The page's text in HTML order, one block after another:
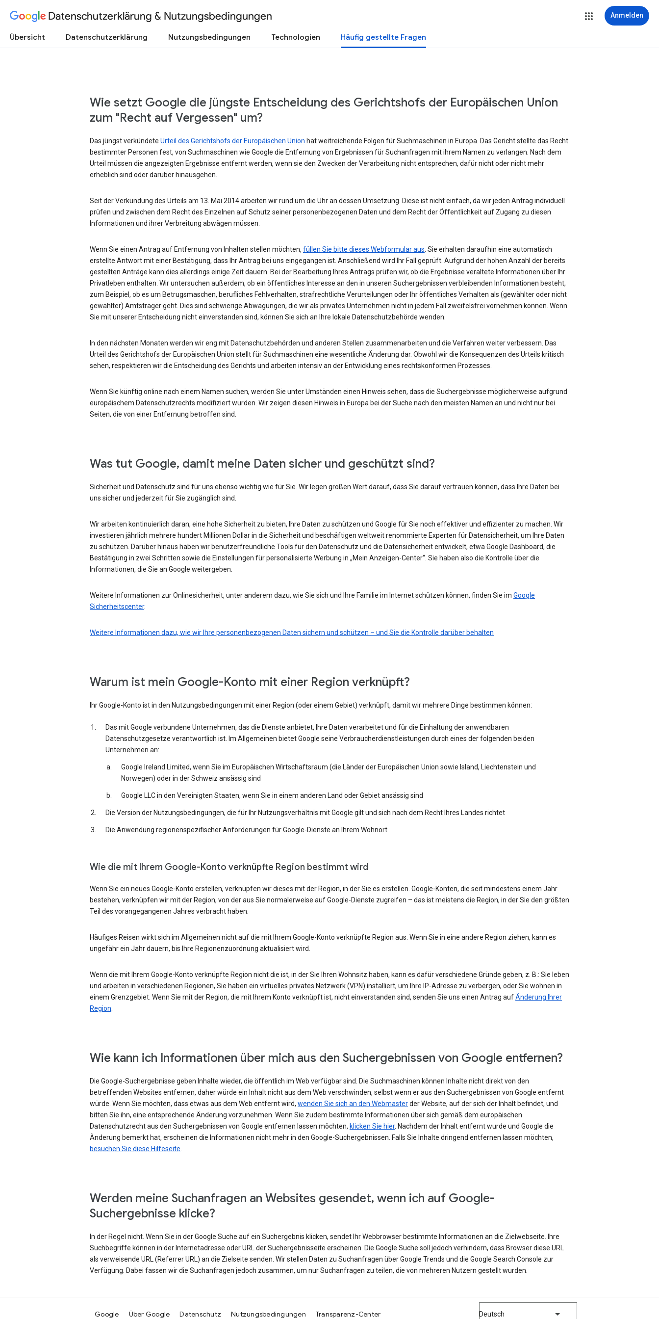
Datenschutzerklärung & Nutzungsbedingungen Anmelden
Übersicht Datenschutzerklärung Nutzungsbedingungen Technologien Häufig gestellte Fragen
Wie setzt Google die jüngste Entscheidung des Gerichtshofs der Europäischen Union
zum "Recht auf Vergessen" um?
Das jüngst verkündete Urteil des Gerichtshofs der Europäischen Union hat weitreichende Folgen für Suchmaschinen in Europa. Das Gericht stellte das Recht
bestimmter Personen fest, von Suchmaschinen wie Google die Entfernung von Ergebnissen für Suchanfragen mit ihrem Namen zu verlangen. Nach dem
Urteil müssen die angezeigten Ergebnisse entfernt werden, wenn sie den Zwecken der Verarbeitung nicht entsprechen, dafür nicht oder nicht mehr
erheblich sind oder darüber hinausgehen.
Seit der Verkündung des Urteils am 13. Mai 2014 arbeiten wir rund um die Uhr an dessen Umsetzung. Diese ist nicht einfach, da wir jeden Antrag individuell
prüfen und zwischen dem Recht des Einzelnen auf Schutz seiner personenbezogenen Daten und dem Recht der Öffentlichkeit auf Zugang zu diesen
Informationen und ihrer Verbreitung abwägen müssen.
Wenn Sie einen Antrag auf Entfernung von Inhalten stellen möchten, füllen Sie bitte dieses Webformular aus . Sie erhalten daraufhin eine automatisch
erstellte Antwort mit einer Bestätigung, dass Ihr Antrag bei uns eingegangen ist. Anschließend wird Ihr Fall geprüft. Aufgrund der hohen Anzahl der bereits
gestellten Anträge kann dies allerdings einige Zeit dauern. Bei der Bearbeitung Ihres Antrags prüfen wir, ob die Ergebnisse veraltete Informationen über Ihr
Privatleben enthalten. Wir untersuchen außerdem, ob ein öffentliches Interesse an den in unseren Suchergebnissen verbleibenden Informationen besteht,
zum Beispiel, ob es um Betrugsmaschen, berufliches Fehlverhalten, strafrechtliche Verurteilungen oder Ihr öffentliches Verhalten als (gewählter oder nicht
gewählter) Amtsträger geht. Dies sind schwierige Abwägungen, die wir als privates Unternehmen nicht in jedem Fall zweifelsfrei vornehmen können. Wenn
Sie mit unserer Entscheidung nicht einverstanden sind, können Sie sich an Ihre lokale Datenschutzbehörde wenden.
In den nächsten Monaten werden wir eng mit Datenschutzbehörden und anderen Stellen zusammenarbeiten und die Verfahren weiter verbessern. Das
Urteil des Gerichtshofs der Europäischen Union stellt für Suchmaschinen eine wesentliche Änderung dar. Obwohl wir die Konsequenzen des Urteils kritisch
sehen, respektieren wir die Entscheidung des Gerichts und arbeiten intensiv an der Entwicklung eines rechtskonformen Prozesses.
Wenn Sie künftig online nach einem Namen suchen, werden Sie unter Umständen einen Hinweis sehen, dass die Suchergebnisse möglicherweise aufgrund
europäischem Datenschutzrechts modifiziert wurden. Wir zeigen diesen Hinweis in Europa bei der Suche nach den meisten Namen an und nicht nur bei
Seiten, die von einer Entfernung betroffen sind.
Was tut Google, damit meine Daten sicher und geschützt sind?
Sicherheit und Datenschutz sind für uns ebenso wichtig wie für Sie. Wir legen großen Wert darauf, dass Sie darauf vertrauen können, dass Ihre Daten bei
uns sicher und jederzeit für Sie zugänglich sind.
Wir arbeiten kontinuierlich daran, eine hohe Sicherheit zu bieten, Ihre Daten zu schützen und Google für Sie noch effektiver und effizienter zu machen. Wir
investieren jährlich mehrere hundert Millionen Dollar in die Sicherheit und beschäftigen weltweit renommierte Experten für Datensicherheit, um Ihre Daten
zu schützen. Darüber hinaus haben wir benutzerfreundliche Tools für den Datenschutz und die Datensicherheit entwickelt, etwa Google Dashboard, die
Bestätigung in zwei Schritten sowie die Einstellungen für personalisierte Werbung in „Mein Anzeigen-Center“. Sie haben also die Kontrolle über die
Informationen, die Sie an Google weitergeben.
Weitere Informationen zur Onlinesicherheit, unter anderem dazu, wie Sie sich und Ihre Familie im Internet schützen können, finden Sie im Google
Sicherheitscenter.
Weitere Informationen dazu, wie wir Ihre personenbezogenen Daten sichern und schützen – und Sie die Kontrolle darüber behalten
Warum ist mein Google-Konto mit einer Region verknüpft?
Ihr Google-Konto ist in den Nutzungsbedingungen mit einer Region (oder einem Gebiet) verknüpft, damit wir mehrere Dinge bestimmen können:
Das mit Google verbundene Unternehmen, das die Dienste anbietet, Ihre Daten verarbeitet und für die Einhaltung der anwendbaren
Datenschutzgesetze verantwortlich ist. Im Allgemeinen bietet Google seine Verbraucherdienstleistungen durch eines der folgenden beiden
Unternehmen an:
Google Ireland Limited, wenn Sie im Europäischen Wirtschaftsraum (die Länder der Europäischen Union sowie Island, Liechtenstein und
Norwegen) oder in der Schweiz ansässig sind
Google LLC in den Vereinigten Staaten, wenn Sie in einem anderen Land oder Gebiet ansässig sind
Die Version der Nutzungsbedingungen, die für Ihr Nutzungsverhältnis mit Google gilt und sich nach dem Recht Ihres Landes richtet
Die Anwendung regionenspezifischer Anforderungen für Google-Dienste an Ihrem Wohnort
Wie die mit Ihrem Google-Konto verknüpfte Region bestimmt wird
Wenn Sie ein neues Google-Konto erstellen, verknüpfen wir dieses mit der Region, in der Sie es erstellen. Google-Konten, die seit mindestens einem Jahr
bestehen, verknüpfen wir mit der Region, von der aus Sie normalerweise auf Google-Dienste zugreifen – das ist meistens die Region, in der Sie den größten
Teil des vorangegangenen Jahres verbracht haben.
Häufiges Reisen wirkt sich im Allgemeinen nicht auf die mit Ihrem Google-Konto verknüpfte Region aus. Wenn Sie in eine andere Region ziehen, kann es
ungefähr ein Jahr dauern, bis Ihre Regionenzuordnung aktualisiert wird.
Wenn die mit Ihrem Google-Konto verknüpfte Region nicht die ist, in der Sie Ihren Wohnsitz haben, kann es dafür verschiedene Gründe geben, z. B.: Sie leben
und arbeiten in verschiedenen Regionen, Sie haben ein virtuelles privates Netzwerk (VPN) installiert, um Ihre IP-Adresse zu verbergen, oder Sie wohnen in
einem Grenzgebiet. Wenn Sie mit der Region, die mit Ihrem Konto verknüpft ist, nicht einverstanden sind, senden Sie uns einen Antrag aufÄnderung Ihrer
Region
Wie kann ich Informationen über mich aus den Suchergebnissen von Google entfernen?
Die Google-Suchergebnisse geben Inhalte wieder, die öffentlich im Web verfügbar sind. Die Suchmaschinen können Inhalte nicht direkt von den
betreffenden Websites entfernen, daher würde ein Inhalt nicht aus dem Web verschwinden, selbst wenn er aus den Suchergebnissen von Google entfernt
würde. Wenn Sie möchten, dass etwas aus dem Web entfernt wird, wenden Sie sich an den Webmasterder Website, auf der sich der Inhalt befindet, und
bitten Sie ihn, eine entsprechende Änderung vorzunehmen. Wenn Sie zudem bestimmte Informationen über sich gemäß dem europäischen
Datenschutzrecht aus den Suchergebnissen von Google entfernen lassen möchten, klicken Sie hier. Nachdem der Inhalt entfernt wurde und Google die
Änderung bemerkt hat, erscheinen die Informationen nicht mehr in den Google-Suchergebnissen. Falls Sie Inhalte dringend entfernen lassen möchten,
besuchen Sie diese Hilfeseite
Werden meine Suchanfragen an Websites gesendet, wenn ich auf Google-
Suchergebnisse klicke?
In der Regel nicht. Wenn Sie in der Google Suche auf ein Suchergebnis klicken, sendet Ihr Webbrowser bestimmte Informationen an die Zielwebseite. Ihre
Suchbegriffe können in der Internetadresse oder URL der Suchergebnisseite erscheinen. Die Google Suche soll jedoch verhindern, dass Browser diese URL
als verweisende URL (Referrer URL) an die Zielseite senden. Wir stellen Daten zu Suchanfragen über Google Trends und die Google Search Console zur
Verfügung. Dabei fassen wir die Suchanfragen jedoch zusammen, um nur Suchanfragen zu teilen, die von mehreren Nutzern gestellt wurden.
Google Über Google Datenschutz Nutzungsbedingungen Transparenz-Center Deutsch